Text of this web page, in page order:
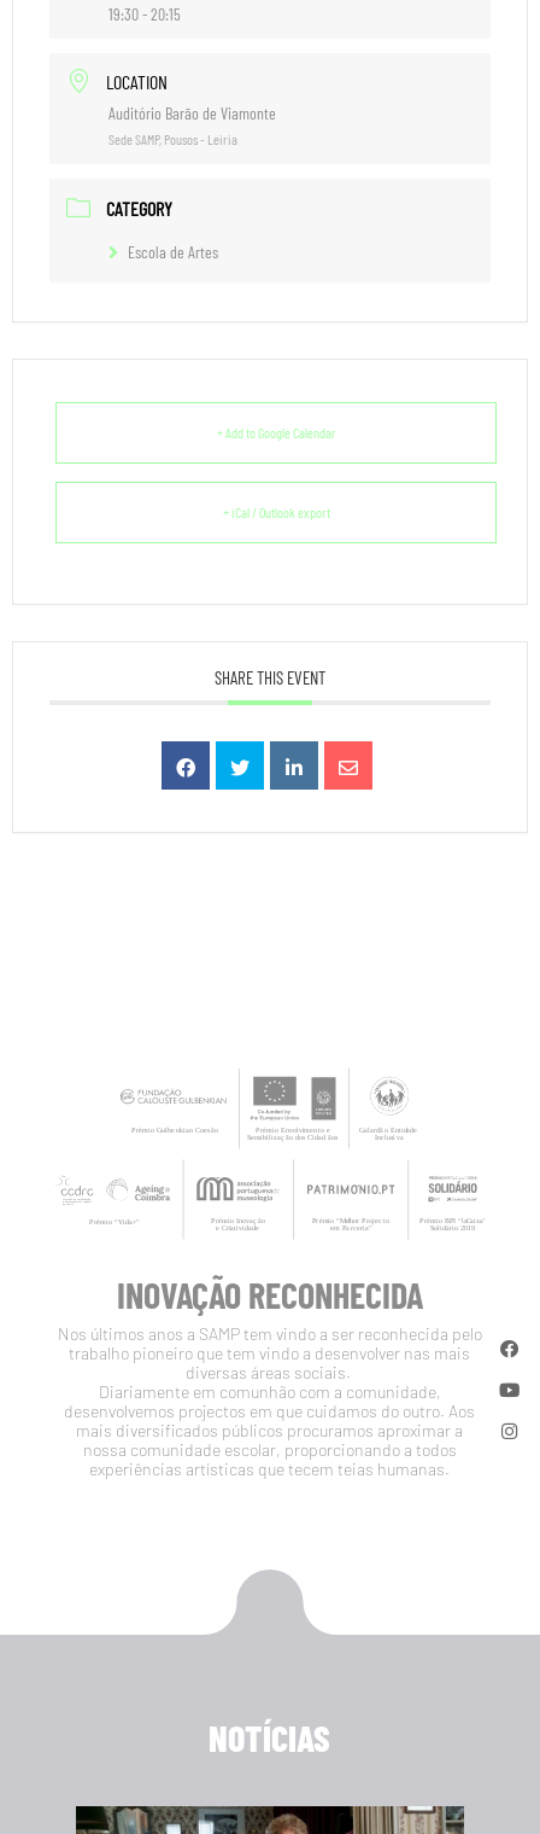
19:30 - 20:15
LOCATION
Auditório Barão de Viamonte
Sede SAMP, Pousos - Leiria
CATEGORY
Escola de Artes
+ Add to Google Calendar
+ iCal / Outlook export
SHARE THIS EVENT
INOVAÇÃO RECONHECIDA
Nos últimos anos a SAMP tem vindo a ser reconhecida pelo
trabalho pioneiro que tem vindo a desenvolver nas mais
diversas áreas sociais.
Diariamente em comunhão com a comunidade,
desenvolvemos projectos em que cuidamos do outro. Aos
mais diversificados públicos procuramos aproximar a
nossa comunidade escolar, proporcionando a todos
experiências artísticas que tecem teias humanas.
NOTÍCIAS